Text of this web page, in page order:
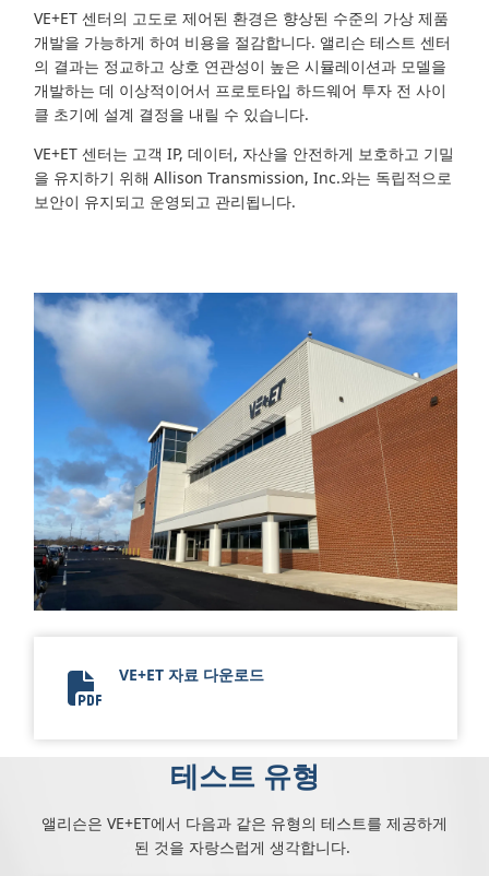
VE+ET 센터의 고도로 제어된 환경은 향상된 수준의 가상 제품
개발을 가능하게 하여 비용을 절감합니다. 앨리슨 테스트 센터
의 결과는 정교하고 상호 연관성이 높은 시뮬레이션과 모델을
개발하는 데 이상적이어서 프로토타입 하드웨어 투자 전 사이
클 초기에 설계 결정을 내릴 수 있습니다.
VE+ET 센터는 고객 IP, 데이터, 자산을 안전하게 보호하고 기밀
을 유지하기 위해 Allison Transmission, Inc.와는 독립적으로
보안이 유지되고 운영되고 관리됩니다.
Vehicle Environmental Test Center.pdf
VE+ET 자료 다운로드
테스트 유형
앨리슨은 VE+ET에서 다음과 같은 유형의 테스트를 제공하게
된 것을 자랑스럽게 생각합니다.